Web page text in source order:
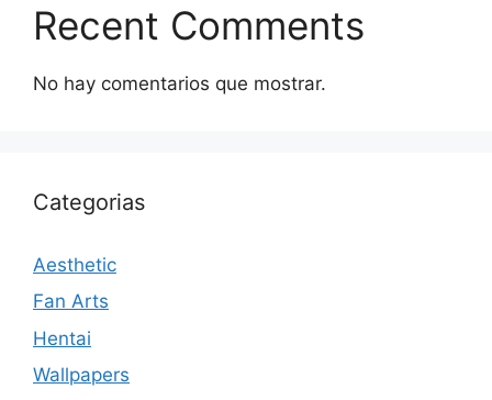
Recent Comments
No hay comentarios que mostrar.
Categorias
Aesthetic
Fan Arts
Hentai
Wallpapers